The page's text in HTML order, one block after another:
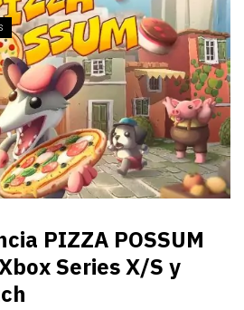
PIZZA POSSUM
Series X/S y